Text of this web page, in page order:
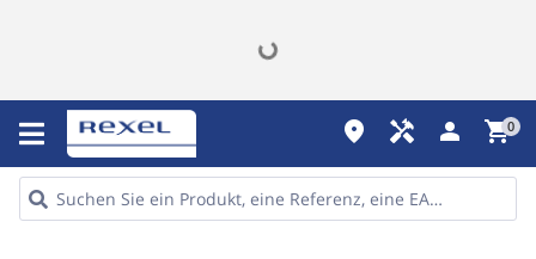
place handyman person shopping_cart0